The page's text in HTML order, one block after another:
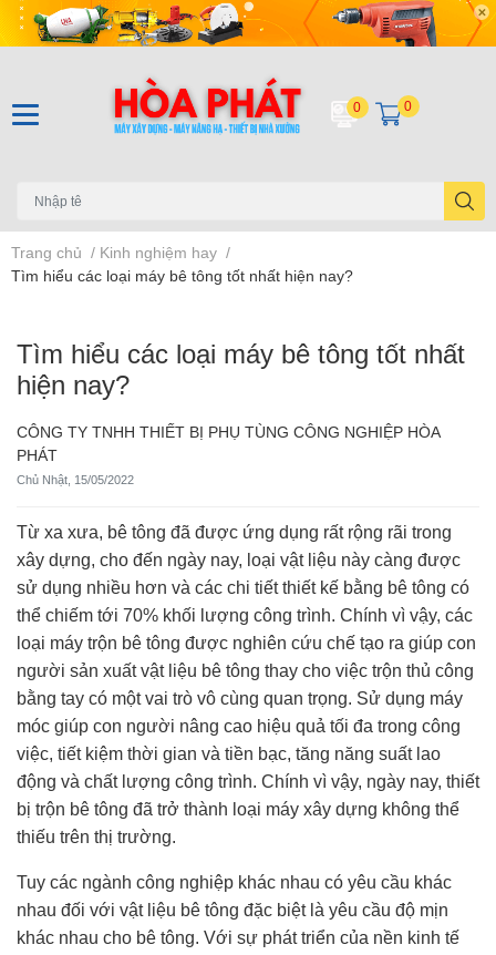
0 0
Trang chủ / Kinh nghiệm hay /
Tìm hiểu các loại máy bê tông tốt nhất hiện nay?
Tìm hiểu các loại máy bê tông tốt nhất
hiện nay?
CÔNG TY TNHH THIẾT BỊ PHỤ TÙNG CÔNG NGHIỆP HÒA
PHÁT
Chủ Nhật, 15/05/2022
Từ xa xưa, bê tông đã được ứng dụng rất rộng rãi trong
xây dựng, cho đến ngày nay, loại vật liệu này càng được
sử dụng nhiều hơn và các chi tiết thiết kế bằng bê tông có
thể chiếm tới 70% khối lượng công trình. Chính vì vậy, các
loại máy trộn bê tông được nghiên cứu chế tạo ra giúp con
người sản xuất vật liệu bê tông thay cho việc trộn thủ công
bằng tay có một vai trò vô cùng quan trọng. Sử dụng máy
móc giúp con người nâng cao hiệu quả tối đa trong công
việc, tiết kiệm thời gian và tiền bạc, tăng năng suất lao
động và chất lượng công trình. Chính vì vậy, ngày nay, thiết
bị trộn bê tông đã trở thành loại máy xây dựng không thể
thiếu trên thị trường.
Tuy các ngành công nghiệp khác nhau có yêu cầu khác
nhau đối với vật liệu bê tông đặc biệt là yêu cầu độ mịn
khác nhau cho bê tông. Với sự phát triển của nền kinh tế